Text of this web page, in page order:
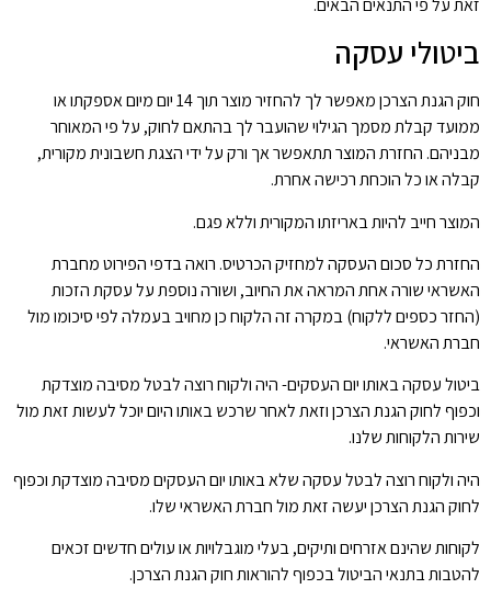
זאת על פי התנאים הבאים.
ביטולי עסקה
חוק הגנת הצרכן מאפשר לך להחזיר מוצר תוך 14 יום מיום אספקתו או
ממועד קבלת מסמך הגילוי שהועבר לך בהתאם לחוק, על פי המאוחר
מבניהם. החזרת המוצר תתאפשר אך ורק על ידי הצגת חשבונית מקורית,
קבלה או כל הוכחת רכישה אחרת.
המוצר חייב להיות באריזתו המקורית וללא פגם.
החזרת כל סכום העסקה למחזיק הכרטיס. רואה בדפי הפירוט מחברת
האשראי שורה אחת המראה את החיוב, ושורה נוספת על עסקת הזכות
(החזר כספים ללקוח) במקרה זה הלקוח כן מחויב בעמלה לפי סיכומו מול
חברת האשראי.
ביטול עסקה באותו יום העסקים- היה ולקוח רוצה לבטל מסיבה מוצדקת
וכפוף לחוק הגנת הצרכן וזאת לאחר שרכש באותו היום יוכל לעשות זאת מול
שירות הלקוחות שלנו.
היה ולקוח רוצה לבטל עסקה שלא באותו יום העסקים מסיבה מוצדקתוכפוף
לחוק הגנת הצרכןיעשה זאת מול חברת האשראי שלו.
לקוחות שהינם אזרחים ותיקים, בעלי מוגבלויות או עולים חדשים זכאים
להטבות בתנאי הביטול בכפוף להוראות חוק הגנת הצרכן.